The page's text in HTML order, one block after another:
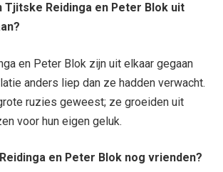
Tjitske Reidinga en Peter Blok uit
en Peter Blok zijn uit elkaar gegaan
anders liep dan ze hadden verwacht.
ruzies geweest; ze groeiden uit
voor hun eigen geluk.
en Peter Blok nog vrienden?